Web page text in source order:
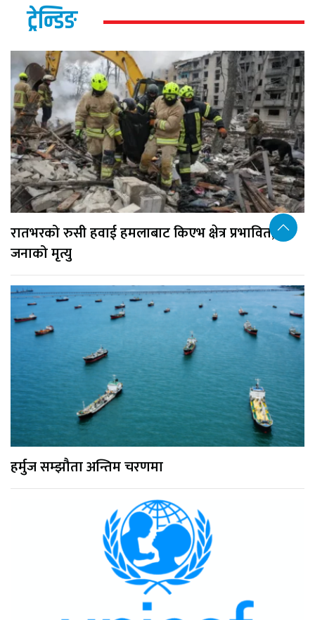
ट्रेन्डिङ
रातभरको रुसी हवाई हमलाबाट किएभ क्षेत्र प्रभावित, १७
जनाको मृत्यु
हर्मुज सम्झौता अन्तिम चरणमा